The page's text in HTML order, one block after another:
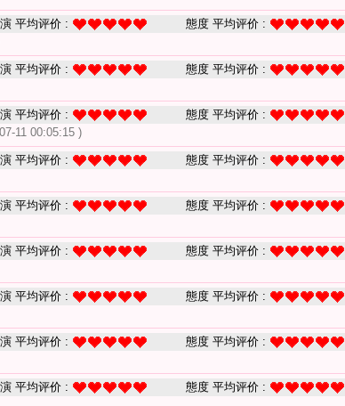
平均评价 :
態度 平均评价 :
平均评价 :
態度 平均评价 :
平均评价 :
態度 平均评价 :
11 00:05:15 )
平均评价 :
態度 平均评价 :
平均评价 :
態度 平均评价 :
平均评价 :
態度 平均评价 :
平均评价 :
態度 平均评价 :
平均评价 :
態度 平均评价 :
平均评价 :
態度 平均评价 :